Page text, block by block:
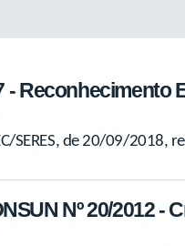
- Reconhecimento
SERES, de 20/09/2018,
Nº 20/2012 -